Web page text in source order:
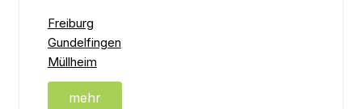
Freiburg
Gundelfingen
Müllheim
mehr